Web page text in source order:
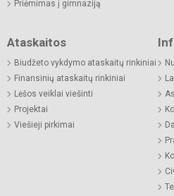
Priėmimas į gimnaziją
Ataskaitos
Biudžeto vykdymo ataskaitų rinkiniai
Finansinių ataskaitų rinkiniai
Lėšos veiklai viešinti
Projektai
Viešieji pirkimai